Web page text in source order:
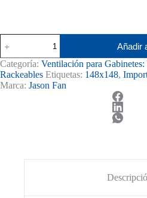
de
ventilación
con
filtro
para
Añadir
Categoría: Ventilación para
Rackeables Etiquetas: 148x148,
Marca: Jason Fan